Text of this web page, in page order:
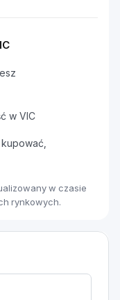
w VIC
w czasie
rynkowych.